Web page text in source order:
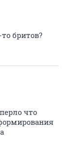
бритов?
что